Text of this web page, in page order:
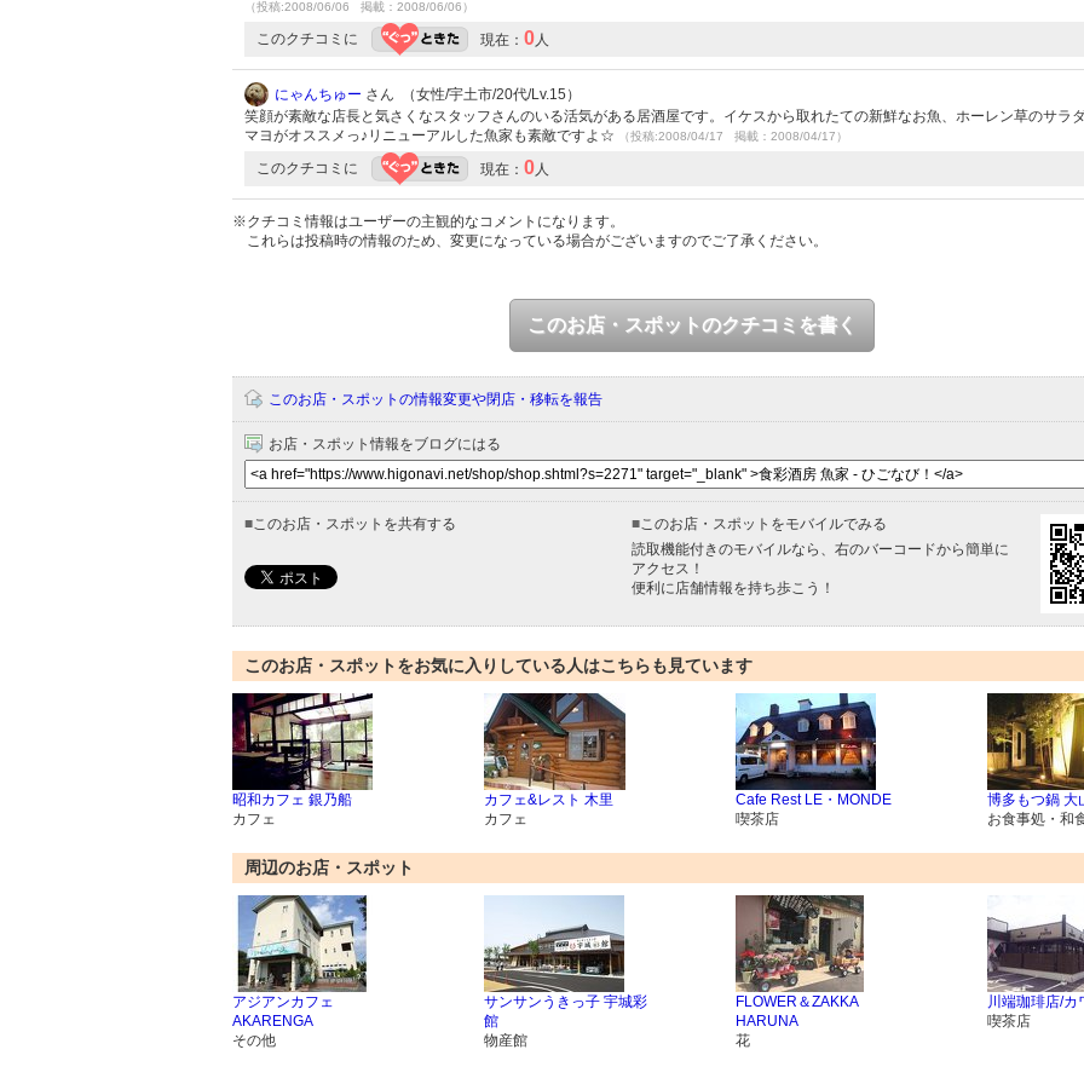
（投稿:2008/06/06 掲載：2008/06/06）
このクチコミに 現在： 0人
にゃんちゅー さん （女性/宇土市/20代/Lv.15）
笑顔が素敵な店長と気さくなスタッフさんのいる活気がある居酒屋です。イケスから取れたての新鮮なお魚、ホーレン草のサラ
マヨがオススメっ♪リニューアルした魚家も素敵ですよ☆
（投稿:2008/04/17 掲載：2008/04/17）
このクチコミに 現在： 0人
※クチコミ情報はユーザーの主観的なコメントになります。
これらは投稿時の情報のため、変更になっている場合がございますのでご了承ください。
このお店・スポットのクチコミを書く
このお店・スポットの情報変更や閉店・移転を報告
お店・スポット情報をブログにはる
■このお店・スポットを共有する ■このお店・スポットをモバイルでみる
読取機能付きのモバイルなら、右のバーコードから簡単に
アクセス！
便利に店舗情報を持ち歩こう！
このお店・スポットをお気に入りしている人はこちらも見ています
昭和カフェ 銀乃船
カフェ
カフェ&レスト 木里
カフェ
Cafe Rest LE・MONDE
喫茶店
博多もつ鍋 大
お食事処・和
周辺のお店・スポット
アジアンカフェ
AKARENGA
その他
サンサンうきっ子 宇城彩
館
物産館
FLOWER＆ZAKKA
HARUNA
花
川端珈琲店/カ
喫茶店